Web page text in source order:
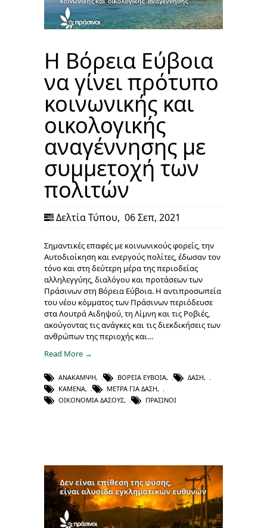
Η Βόρεια Εύβοια
να γίνει πρότυπο
κοινωνικής και
οικολογικής
αναγέννησης με
συμμετοχή των
πολιτών
Δελτία Τύπου, 06 Σεπ, 2021
Σημαντικές επαφές με κοινωνικούς φορείς, την
Αυτοδιοίκηση και ενεργούς πολίτες, έδωσαν τον
τόνο και στη δεύτερη μέρα της περιοδείας
αλληλεγγύης, διαλόγου και προτάσεων των
Πράσινων στη Βόρεια Εύβοια. Η αντιπροσωπεία
του νέου κόμματος των Πράσινων περιόδευσε
στα Λουτρά Αιδηψού, τη Λίμνη και τις Ροβιές,
ακούγοντας τις ανάγκες και τις διεκδικήσεις των
ανθρώπων της περιοχής και…
Read More →
ΑΝΆΚΑΜΨΗ, ΒΌΡΕΙΑ ΕΎΒΟΙΑ, ΔΆΣΗ,
ΚΑΜΈΝΑ, ΜΈΤΡΑ ΓΙΑ ΔΆΣΗ,
ΟΙΚΟΝΟΜΊΑ ΔΆΣΟΥΣ, ΠΡΆΣΙΝΟΙ